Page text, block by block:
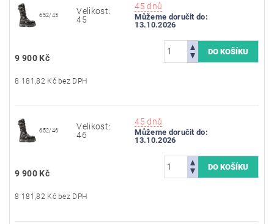
652/45
Velikost:
45
45 dnů
Můžeme doručit do:
13.10.2026
9 900 Kč
8 181,82 Kč bez DPH
652/46
Velikost:
46
45 dnů
Můžeme doručit do:
13.10.2026
9 900 Kč
8 181,82 Kč bez DPH